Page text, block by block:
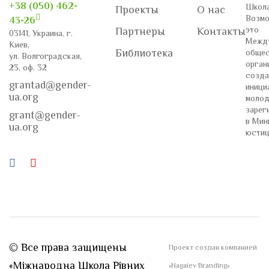
+38 (050) 462-
43-26
03141, Украина, г.
Киев,
ул. Волгоградская,
23, оф. 32
grantad@gender-
ua.org
grant@gender-
ua.org
Проекты
Партнеры
Библиотека
О нас
Контактыэто
в
© Все права защищены
«Міжнародна Школа Рівних
Проект создан компанией
«Nagaiev Branding»